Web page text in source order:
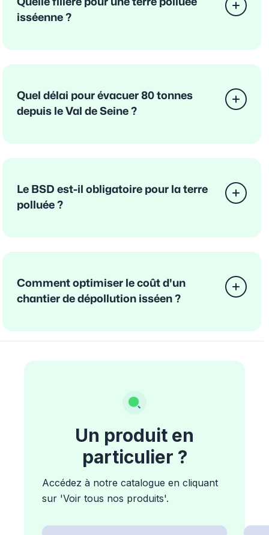
isséenne ?
Quel délai pour évacuer 80 tonnes
depuis le Val de Seine ?
Le BSD est-il obligatoire pour la terre
polluée ?
Comment optimiser le coût d'un
chantier de dépollution isséen ?
Un produit en
particulier ?
Accédez à notre catalogue en cliquant
sur 'Voir tous nos produits'.